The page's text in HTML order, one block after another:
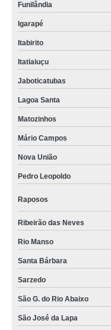
Funilândia
Igarapé
Itabirito
Itatiaiuçu
Jaboticatubas
Lagoa Santa
Matozinhos
Mário Campos
Nova União
Pedro Leopoldo
Raposos
Ribeirão das Neves
Rio Manso
Santa Bárbara
Sarzedo
São G. do Rio Abaixo
São José da Lapa